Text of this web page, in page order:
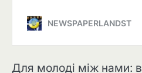
Для молоді між нами: